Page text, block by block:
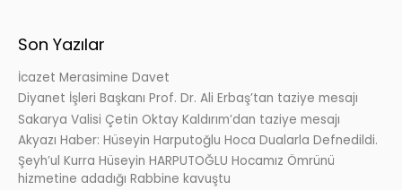
Son Yazılar
İcazet Merasimine Davet
Diyanet İşleri Başkanı Prof. Dr. Ali Erbaş’tan taziye mesajı
Sakarya Valisi Çetin Oktay Kaldırım’dan taziye mesajı
Akyazı Haber: Hüseyin Harputoğlu Hoca Dualarla Defnedildi.
Şeyh’ul Kurra Hüseyin HARPUTOĞLU Hocamız Ömrünü
hizmetine adadığı Rabbine kavuştu